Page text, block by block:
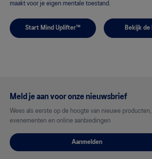
maakt voor je eigen mentale toestand.
Start Mind Uplifter™ Bekijk de
Meld je aan voor onze nieuwsbrief
Wees als eerste op de hoogte van nieuwe
evenementen en online aanbiedingen
Aanmelden